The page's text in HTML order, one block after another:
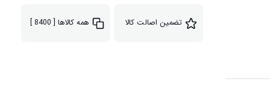
تضمین اصالت کالا همه کالاها [ 8400 ]